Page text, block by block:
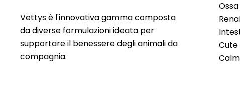
Vettys è l'innovativa gamma composta
da diverse formulazioni ideata per
supportare il benessere degli animali da
compagnia.